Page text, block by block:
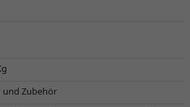
und Zubehör